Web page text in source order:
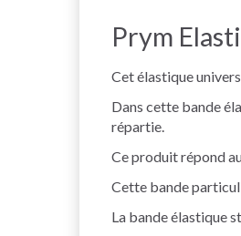
Prym
Cet élastique
Dans cette bande
répartie.
Ce produit répond
Cette bande
La bande élastique